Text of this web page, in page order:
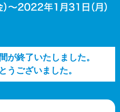
が終了いたしました。
うございました。